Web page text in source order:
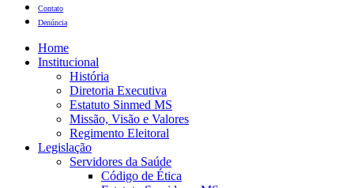
Contato
Denúncia
Home
Institucional
História
Diretoria Executiva
Estatuto Sinmed MS
Missão, Visão e Valores
Regimento Eleitoral
Legislação
Servidores da Saúde
Código de Ética